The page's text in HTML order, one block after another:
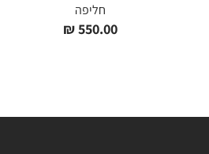
חליפה
550.00
₪